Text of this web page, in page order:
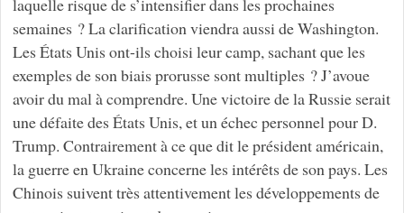
laquelle risque de s’intensifier dans les prochaines
semaines ? La clarification viendra aussi de Washington.
Les États Unis ont-ils choisi leur camp, sachant que les
exemples de son biais prorusse sont multiples ? J’avoue
avoir du mal à comprendre. Une victoire de la Russie serait
une défaite des États Unis, et un échec personnel pour D.
Trump. Contrairement à ce que dit le président américain,
la guerre en Ukraine concerne les intérêts de son pays. Les
Chinois suivent très attentivement les développements de